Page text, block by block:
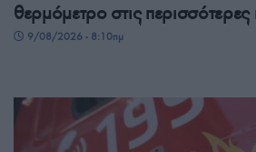
θερμόμετρο στις περισσότερες
9/08/2026 - 8:10πμ